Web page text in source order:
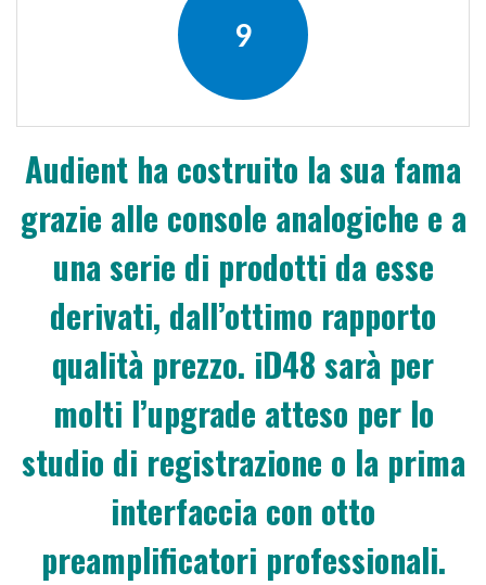
9
Audient ha costruito la sua fama
grazie alle console analogiche e a
una serie di prodotti da esse
derivati, dall’ottimo rapporto
qualità prezzo. iD48 sarà per
molti l’upgrade atteso per lo
studio di registrazione o la prima
interfaccia con otto
preamplificatori professionali.